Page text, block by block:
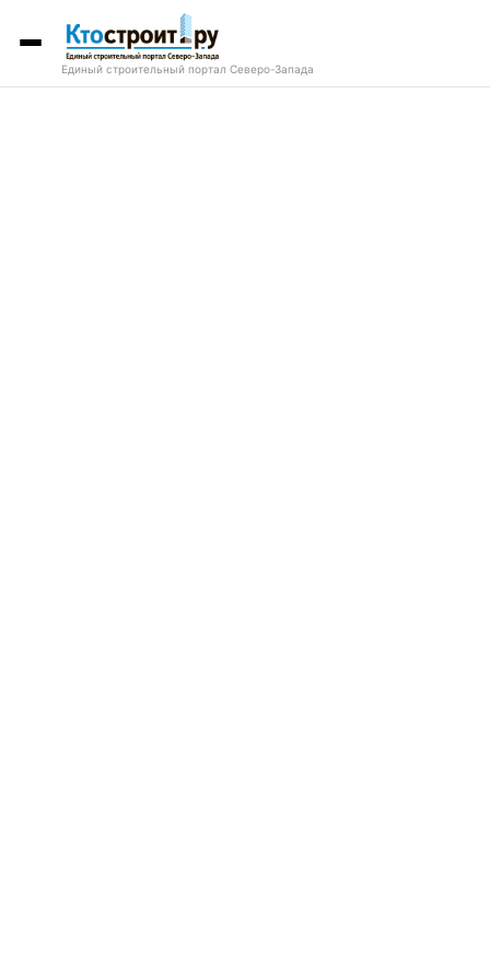
Единый строительный портал Северо-Запада